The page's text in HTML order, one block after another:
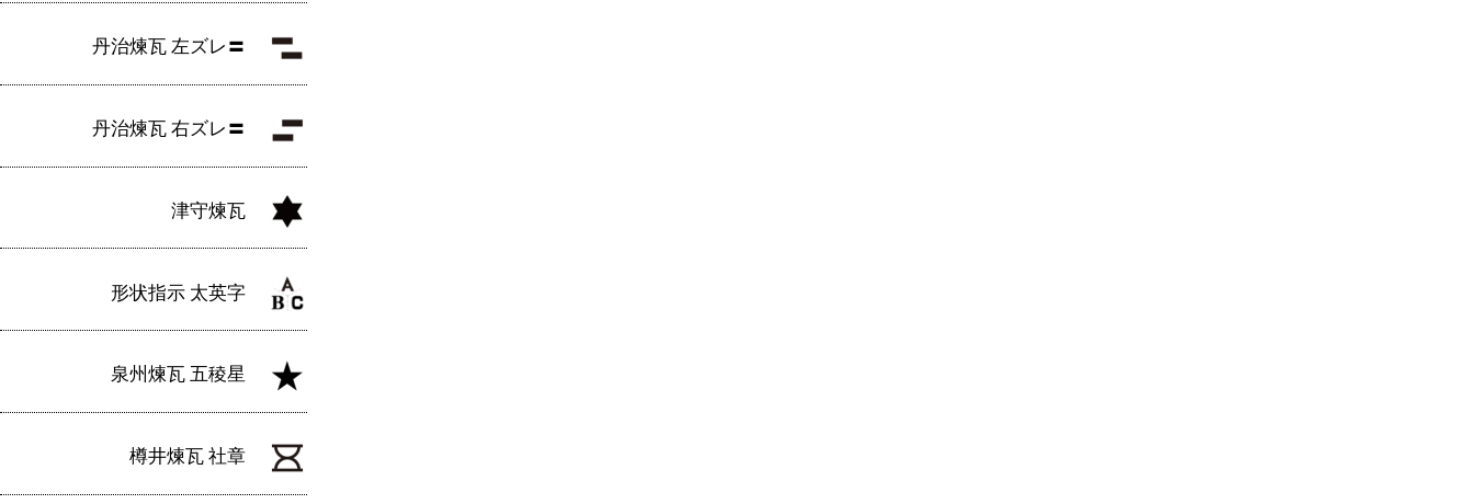
丹治煉瓦 左ズレ〓
丹治煉瓦 右ズレ〓
津守煉瓦
形状指示 太英字
泉州煉瓦 五稜星
樽井煉瓦 社章